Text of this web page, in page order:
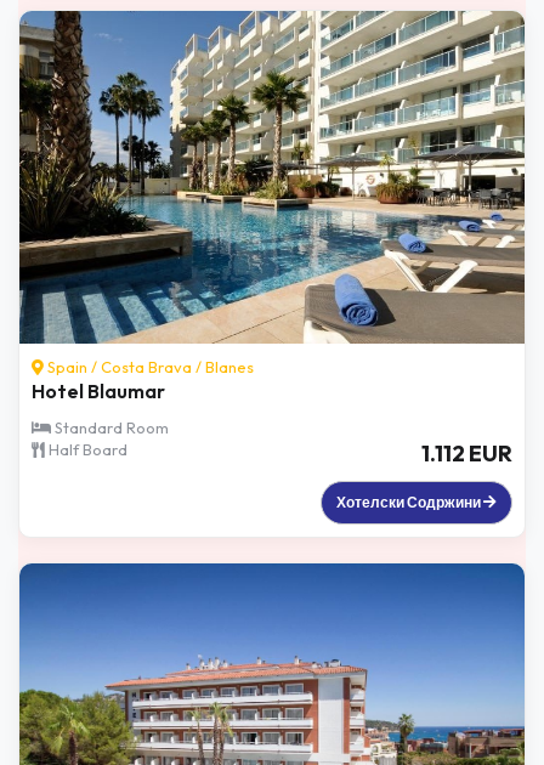
Spain /Costa Brava /Blanes
Hotel Blaumar
Standard Room
Half Board
1.112 EUR
Хотелски Содржини